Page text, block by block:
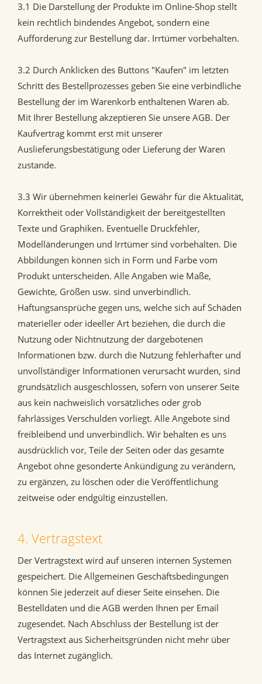
3.1 Die Darstellung der Produkte im Online-Shop stellt
kein rechtlich bindendes Angebot, sondern eine
Aufforderung zur Bestellung dar. Irrtümer vorbehalten.
3.2 Durch Anklicken des Buttons "Kaufen" im letzten
Schritt des Bestellprozesses geben Sie eine verbindliche
Bestellung der im Warenkorb enthaltenen Waren ab.
Mit Ihrer Bestellung akzeptieren Sie unsere AGB. Der
Kaufvertrag kommt erst mit unserer
Auslieferungsbestätigung oder Lieferung der Waren
zustande.
3.3 Wir übernehmen keinerlei Gewähr für die Aktualität,
Korrektheit oder Vollständigkeit der bereitgestellten
Texte und Graphiken. Eventuelle Druckfehler,
Modelländerungen und Irrtümer sind vorbehalten. Die
Abbildungen können sich in Form und Farbe vom
Produkt unterscheiden. Alle Angaben wie Maße,
Gewichte, Größen usw. sind unverbindlich.
Haftungsansprüche gegen uns, welche sich auf Schäden
materieller oder ideeller Art beziehen, die durch die
Nutzung oder Nichtnutzung der dargebotenen
Informationen bzw. durch die Nutzung fehlerhafter und
unvollständiger Informationen verursacht wurden, sind
grundsätzlich ausgeschlossen, sofern von unserer Seite
aus kein nachweislich vorsätzliches oder grob
fahrlässiges Verschulden vorliegt. Alle Angebote sind
freibleibend und unverbindlich. Wir behalten es uns
ausdrücklich vor, Teile der Seiten oder das gesamte
Angebot ohne gesonderte Ankündigung zu verändern,
zu ergänzen, zu löschen oder die Veröffentlichung
zeitweise oder endgültig einzustellen.
4. Vertragstext
Der Vertragstext wird auf unseren internen Systemen
gespeichert. Die Allgemeinen Geschäftsbedingungen
können Sie jederzeit auf dieser Seite einsehen. Die
Bestelldaten und die AGB werden Ihnen per Email
zugesendet. Nach Abschluss der Bestellung ist der
Vertragstext aus Sicherheitsgründen nicht mehr über
das Internet zugänglich.